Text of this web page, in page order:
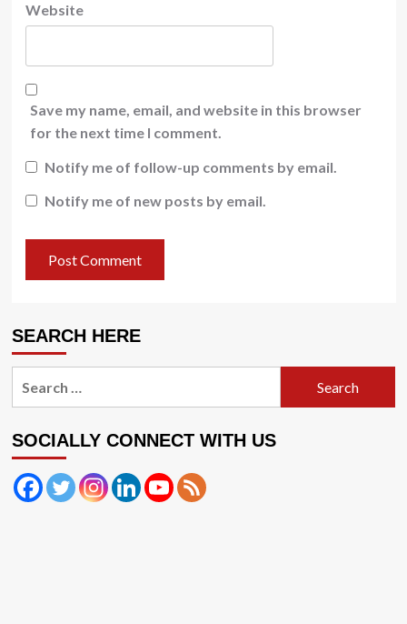
Website
Save my name, email, and website in this browser
for the next time I comment.
Notify me of follow-up comments by email.
Notify me of new posts by email.
SEARCH HERE
SOCIALLY CONNECT WITH US